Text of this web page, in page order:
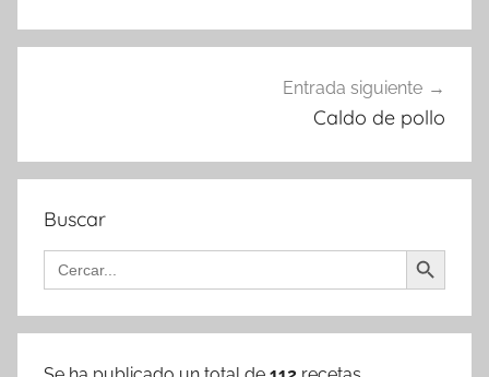
Entrada siguiente
Caldo de pollo
Buscar
Buscar: Botón de búsqueda